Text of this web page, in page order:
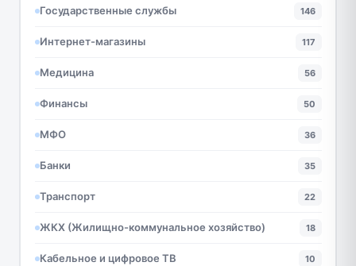
Государственные службы 146
Интернет-магазины 117
Медицина 56
Финансы 50
МФО 36
Банки 35
Транспорт 22
ЖКХ (Жилищно-коммунальное хозяйство) 18
Кабельное и цифровое ТВ 10